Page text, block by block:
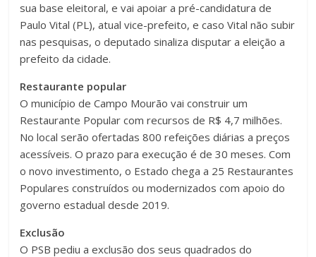
sua base eleitoral, e vai apoiar a pré-candidatura de
Paulo Vital (PL), atual vice-prefeito, e caso Vital não subir
nas pesquisas, o deputado sinaliza disputar a eleição a
prefeito da cidade.
Restaurante popular
O município de Campo Mourão vai construir um
Restaurante Popular com recursos de R$ 4,7 milhões.
No local serão ofertadas 800 refeições diárias a preços
acessíveis. O prazo para execução é de 30 meses. Com
o novo investimento, o Estado chega a 25 Restaurantes
Populares construídos ou modernizados com apoio do
governo estadual desde 2019.
Exclusão
O PSB pediu a exclusão dos seus quadrados do